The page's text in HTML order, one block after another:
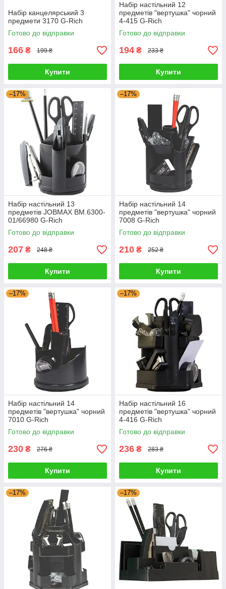
Набір канцелярський 3
предмети 3170 G-Rich
Готово до відправки
166 ₴ 199 ₴
Купити
Набір настільний 12
предметів "вертушка" чорний
4-415 G-Rich
Готово до відправки
194 ₴ 233 ₴
Купити
–17%
Набір настільний 13
предметів JOBMAX BM.6300-
01/66980 G-Rich
Готово до відправки
207 ₴ 248 ₴
Купити
–17%
Набір настільний 14
предметів "вертушка" чорний
7008 G-Rich
Готово до відправки
210 ₴ 252 ₴
Купити
–17%
Набір настільний 14
предметів "вертушка" чорний
7010 G-Rich
Готово до відправки
230 ₴ 276 ₴
Купити
–17%
Набір настільний 16
предметів "вертушка" чорний
4-416 G-Rich
Готово до відправки
236 ₴ 283 ₴
Купити
–17% –17%